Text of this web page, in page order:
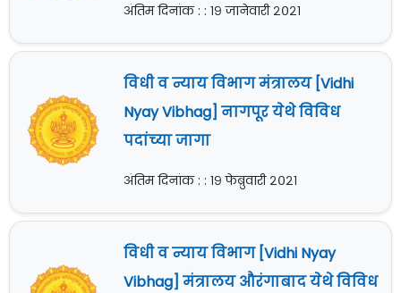
अंतिम दिनांक : : १९ जानेवारी २०२१
विधी व न्याय विभाग मंत्रालय [Vidhi
Nyay Vibhag] नागपूर येथे विविध
पदांच्या जागा
अंतिम दिनांक : : १९ फेब्रुवारी २०२१
विधी व न्याय विभाग [Vidhi Nyay
Vibhag] मंत्रालय औरंगाबाद येथे विविध